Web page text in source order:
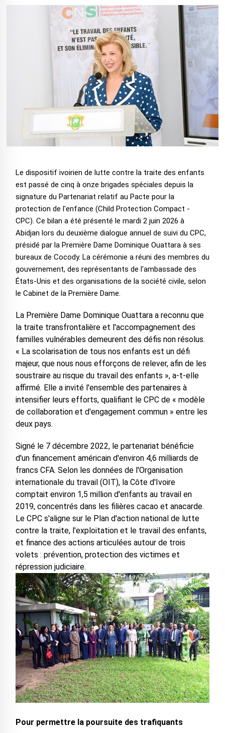
Le dispositif ivoirien de lutte contre la traite des enfants
est passé de cinq à onze brigades spéciales depuis la
signature du Partenariat relatif au Pacte pour la
protection de l'enfance (Child Protection Compact -
CPC). Ce bilan a été présenté le mardi 2 juin 2026 à
Abidjan lors du deuxième dialogue annuel de suivi du CPC,
présidé par la Première Dame Dominique Ouattara à ses
bureaux de Cocody. La cérémonie a réuni des membres du
gouvernement, des représentants de l'ambassade des
États-Unis et des organisations de la société civile, selon
le Cabinet de la Première Dame.
La Première Dame Dominique Ouattara a reconnu que
la traite transfrontalière et l'accompagnement des
familles vulnérables demeurent des défis non résolus.
« La scolarisation de tous nos enfants est un défi
majeur, que nous nous efforçons de relever, afin de les
soustraire au risque du travail des enfants », a-t-elle
affirmé. Elle a invité l'ensemble des partenaires à
intensifier leurs efforts, qualifiant le CPC de « modèle
de collaboration et d'engagement commun » entre les
deux pays.
Signé le 7 décembre 2022, le partenariat bénéficie
d'un financement américain d'environ 4,6 milliards de
francs CFA. Selon les données de l'Organisation
internationale du travail (OIT), la Côte d'Ivoire
comptait environ 1,5 million d'enfants au travail en
2019, concentrés dans les filières cacao et anacarde.
Le CPC s'aligne sur le Plan d'action national de lutte
contre la traite, l'exploitation et le travail des enfants,
et finance des actions articulées autour de trois
volets : prévention, protection des victimes et
répression judiciaire.
Pour permettre la poursuite des trafiquants